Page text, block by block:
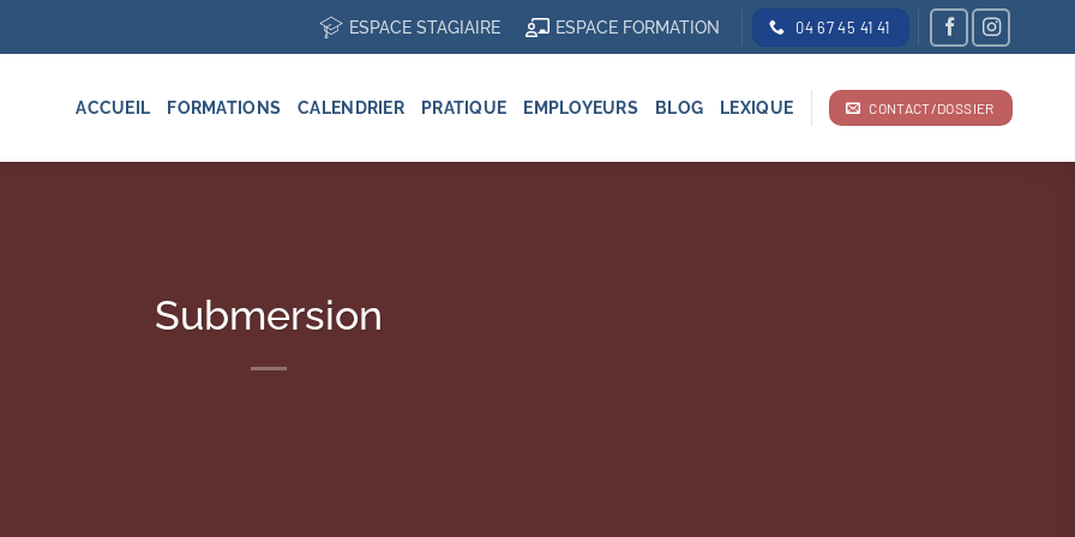
ESPACE STAGIAIRE ESPACE FORMATION 04 67 45 41 41
ACCUEIL FORMATIONS CALENDRIER PRATIQUE EMPLOYEURS BLOG LEXIQUE CONTACT/DOSSIER
Submersion